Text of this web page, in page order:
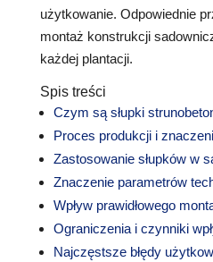
użytkowanie. Odpowiednie
montaż konstrukcji
każdej plantacji.
Spis treści
Czym są słupki
Proces produkcji i
Zastosowanie słupków w
Znaczenie parametrów
Wpływ prawidłowego
Ograniczenia i czynniki
Najczęstsze błędy